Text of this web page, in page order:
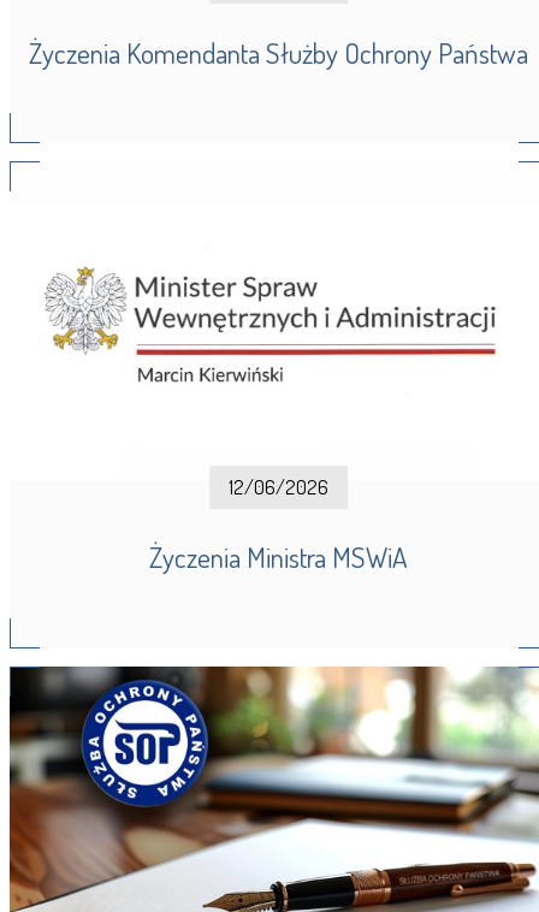
Życzenia Komendanta Służby Ochrony Państwa
12/06/2026
Życzenia Ministra MSWiA